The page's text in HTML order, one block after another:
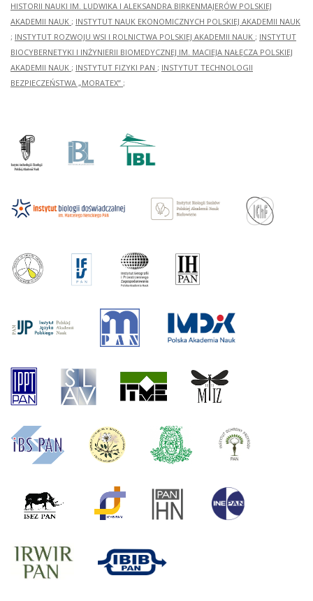
HISTORII NAUKI IM. LUDWIKA I ALEKSANDRA BIRKENMAJERÓW POLSKIEJ
AKADEMII NAUK ; INSTYTUT NAUK EKONOMICZNYCH POLSKIEJ AKADEMII NAUK
; INSTYTUT ROZWOJU WSI I ROLNICTWA POLSKIEJ AKADEMII NAUK ; INSTYTUT
BIOCYBERNETYKI I INŻYNIERII BIOMEDYCZNEJ IM. MACIEJA NAŁĘCZA POLSKIEJ
AKADEMII NAUK ; INSTYTUT FIZYKI PAN ; INSTYTUT TECHNOLOGII
BEZPIECZEŃSTWA „MORATEX” ;